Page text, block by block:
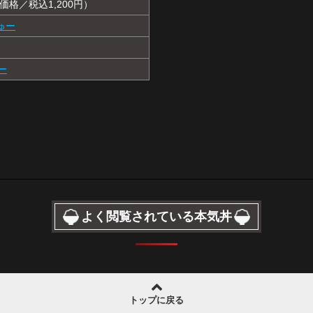
格／税込1,200円）
ー
よく閲覧されている本気丼
トップに戻る